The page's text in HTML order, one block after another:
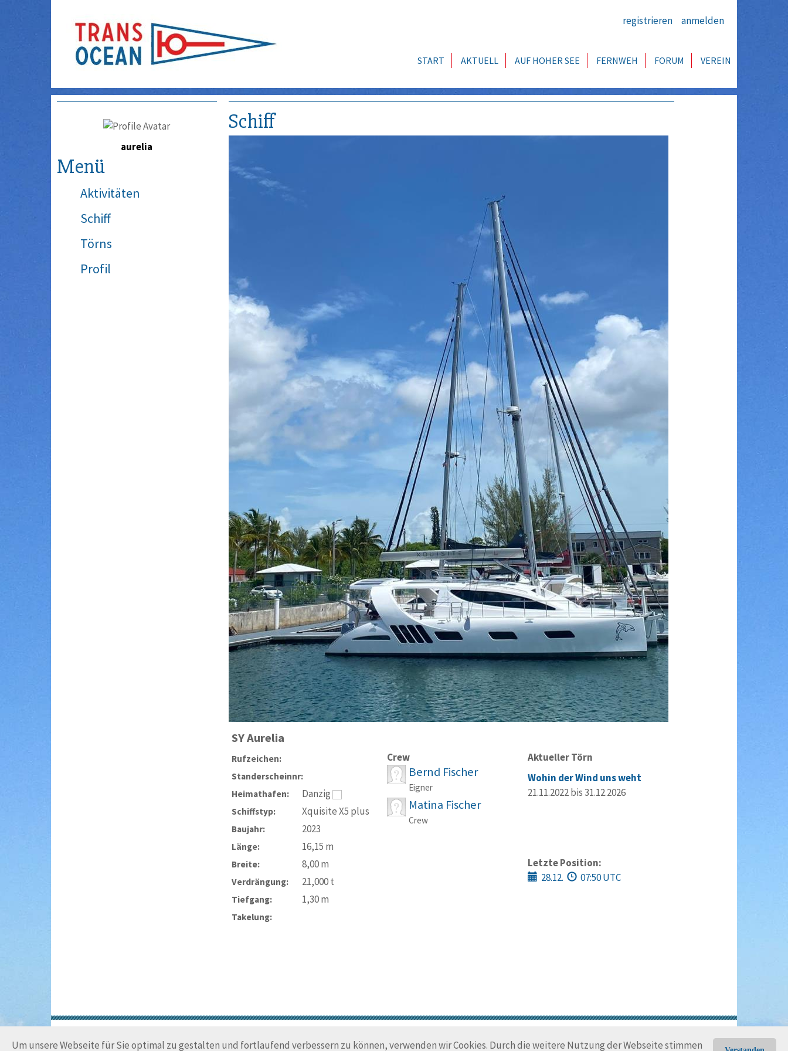
Um unsere Webseite für Sie optimal zu gestalten und fortlaufend verbessern zu können, verwenden wir Cookies. Durch die weitere Nutzung der Webseite stimmen
registrieren anmelden
START AKTUELL AUF HOHER SEE FERNWEH FORUM VEREIN
aurelia
Menü
Aktivitäten
Schiff
Törns
Profil
Schiff
SYAurelia
Rufzeichen:
Standerscheinnr:
Heimathafen:
Danzig
Schiffstyp: Xquisite X5 plus
Baujahr: 2023
Länge: 16,15 m
Breite: 8,00m
Verdrängung: 21,000t
Tiefgang: 1,30m
Takelung:
Crew
Bernd Fischer
Eigner
Matina Fischer
Crew
Aktueller Törn
Wohin der Wind uns weht
21.11.2022 bis 31.12.2026
Letzte Position:
28.12.
07:50 UTC